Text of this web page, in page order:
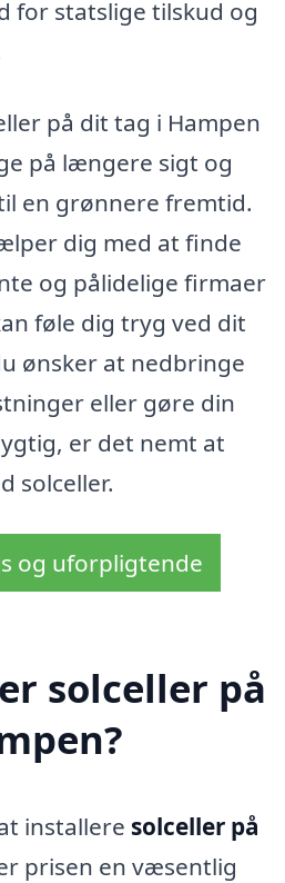
for statslige tilskud og
på dit tag i Hampen
på længere sigt og
en grønnere fremtid.
dig med at finde
og pålidelige firmaer
føle dig tryg ved dit
ønsker at nedbringe
eller gøre din
er det nemt at
solceller.
og uforpligtende
solceller på
installere solceller på
prisen en væsentlig